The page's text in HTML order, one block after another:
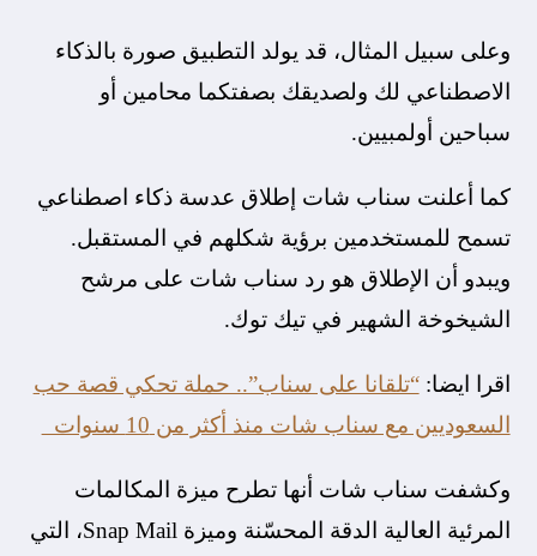
وعلى سبيل المثال، قد يولد التطبيق صورة بالذكاء
الاصطناعي لك ولصديقك بصفتكما محامين أو
سباحين أولمبيين.
كما أعلنت سناب شات إطلاق عدسة ذكاء اصطناعي
تسمح للمستخدمين برؤية شكلهم في المستقبل.
ويبدو أن الإطلاق هو رد سناب شات على مرشح
الشيخوخة الشهير في تيك توك.
اقرا ايضا:“تلقانا على سناب”.. حملة تحكي قصة حب
السعوديين مع سناب شات منذ أكثر من 10 سنوات
وكشفت سناب شات أنها تطرح ميزة المكالمات
المرئية العالية الدقة المحسّنة وميزة Snap Mail، التي